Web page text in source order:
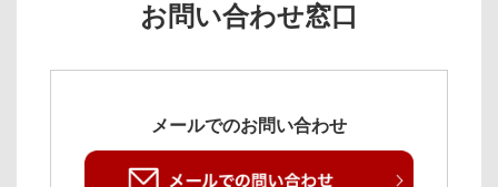
お問い合わせ窓口
メールでのお問い合わせ